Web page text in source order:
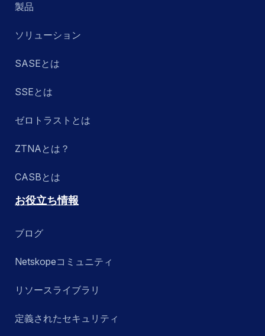
製品
ソリューション
SASEとは
SSEとは
ゼロトラストとは
ZTNAとは？
CASBとは
お役立ち情報
ブログ
Netskopeコミュニティ
リソースライブラリ
定義されたセキュリティ